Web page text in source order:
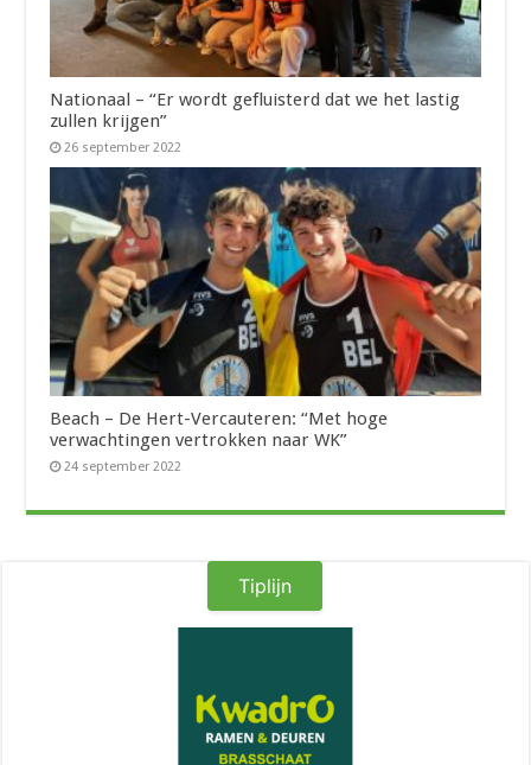
Nationaal – “Er wordt gefluisterd dat we het lastig
zullen krijgen”
26 september 2022
Beach – De Hert-Vercauteren: “Met hoge
verwachtingen vertrokken naar WK”
24 september 2022
Tiplijn